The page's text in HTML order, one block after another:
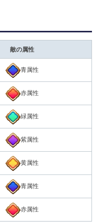
敵の属性
青属性
赤属性
緑属性
紫属性
黄属性
青属性
赤属性